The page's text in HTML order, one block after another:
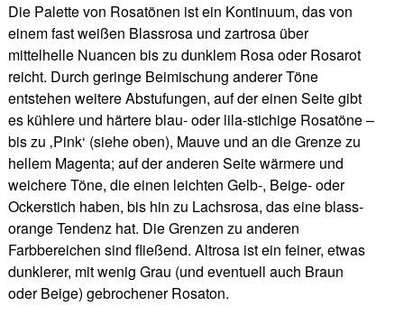
Die Palette von Rosatönen ist ein Kontinuum, das von
einem fast weißen Blassrosa und zartrosa über
mittelhelle Nuancen bis zu dunklem Rosa oder Rosarot
reicht. Durch geringe Beimischung anderer Töne
entstehen weitere Abstufungen, auf der einen Seite gibt
es kühlere und härtere blau- oder lila-stichige Rosatöne –
bis zu ‚Pink‘ (siehe oben), Mauve und an die Grenze zu
hellem Magenta; auf der anderen Seite wärmere und
weichere Töne, die einen leichten Gelb-, Beige- oder
Ockerstich haben, bis hin zu Lachsrosa, das eine blass-
orange Tendenz hat. Die Grenzen zu anderen
Farbbereichen sind fließend. Altrosa ist ein feiner, etwas
dunklerer, mit wenig Grau (und eventuell auch Braun
oder Beige) gebrochener Rosaton.